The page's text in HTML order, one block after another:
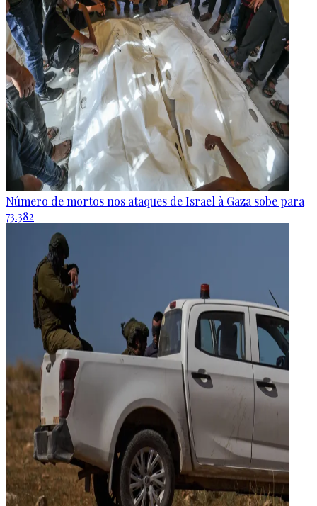
Número de mortos nos ataques de Israel à Gaza sobe para
73.382